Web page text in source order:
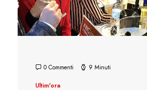
0 Commenti 9 Minuti
Ultim'ora